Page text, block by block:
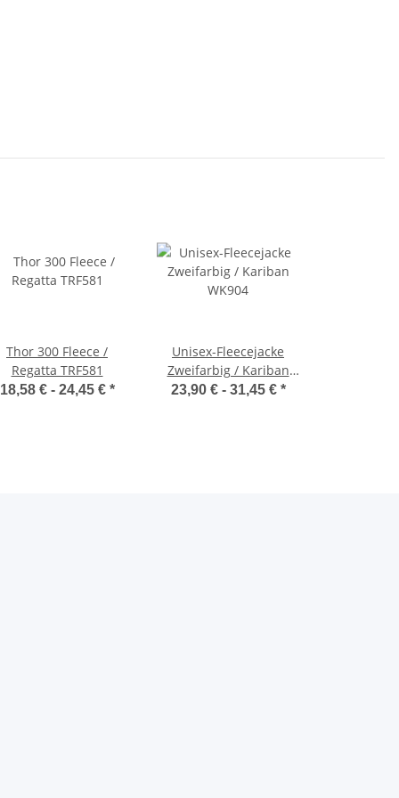
Thor 300 Fleece /
Regatta TRF581
18,58 € - 24,45 € *
Unisex-Fleecejacke
Zweifarbig / Kariban
WK904
23,90 € - 31,45 € *